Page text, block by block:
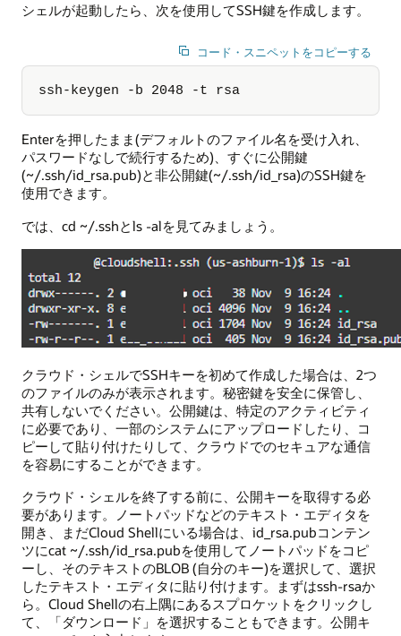
シェルが起動したら、次を使用してSSH鍵を作成します。
コード・スニペットをコピーする
ssh-keygen -b 2048 -t rsa
Enterを押したまま(デフォルトのファイル名を受け入れ、
パスワードなしで続行するため)、すぐに公開鍵
(~/.ssh/id_rsa.pub)と非公開鍵(~/.ssh/id_rsa)のSSH鍵を
使用できます。
では、cd ~/.sshとls -alを見てみましょう。
クラウド・シェルでSSHキーを初めて作成した場合は、2つ
のファイルのみが表示されます。秘密鍵を安全に保管し、
共有しないでください。公開鍵は、特定のアクティビティ
に必要であり、一部のシステムにアップロードしたり、コ
ピーして貼り付けたりして、クラウドでのセキュアな通信
を容易にすることができます。
クラウド・シェルを終了する前に、公開キーを取得する必
要があります。ノートパッドなどのテキスト・エディタを
開き、まだCloud Shellにいる場合は、id_rsa.pubコンテン
ツにcat ~/.ssh/id_rsa.pubを使用してノートパッドをコピ
ーし、そのテキストのBLOB (自分のキー)を選択して、選択
したテキスト・エディタに貼り付けます。まずはssh-rsaか
ら。Cloud Shellの右上隅にあるスプロケットをクリックし
て、「ダウンロード」を選択することもできます。公開キ